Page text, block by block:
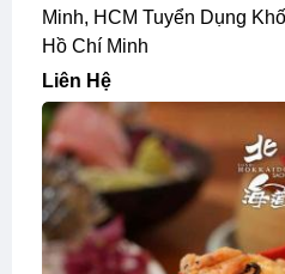
Minh, HCM Tuyển Dụng
Hồ Chí Minh
Liên Hệ